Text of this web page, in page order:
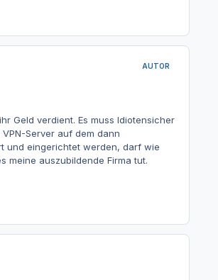
AUTOR
Geld verdient. Es muss Idiotensicher
Server auf dem dann
und eingerichtet werden, darf wie
meine auszubildende Firma tut.